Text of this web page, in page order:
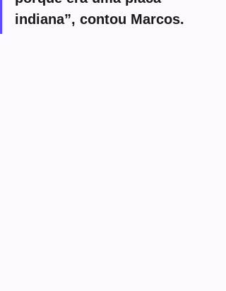
indiana”, contou Marcos.